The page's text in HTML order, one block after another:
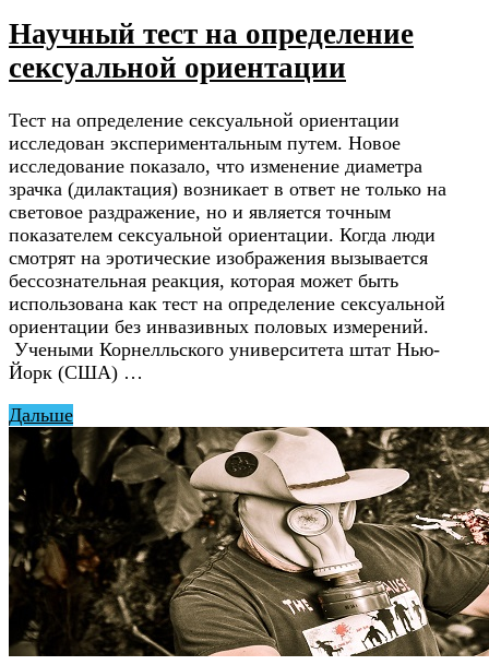
Научный тест на определение
сексуальной ориентации
Тест на определение сексуальной ориентации
исследован экспериментальным путем. Новое
исследование показало, что изменение диаметра
зрачка (дилактация) возникает в ответ не только на
световое раздражение, но и является точным
показателем сексуальной ориентации. Когда люди
смотрят на эротические изображения вызывается
бессознательная реакция, которая может быть
использована как тест на определение сексуальной
ориентации без инвазивных половых измерений.
Учеными Корнелльского университета штат Нью-
Йорк (США) …
Дальше